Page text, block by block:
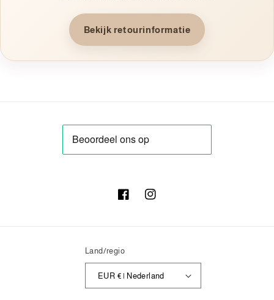
Bekijk retourinformatie
FacebookInstagram
Land/regio
EUR € | Nederland